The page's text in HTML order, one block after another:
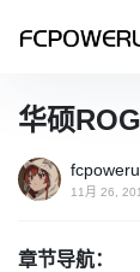
华硕
11月 26,
章节导航：